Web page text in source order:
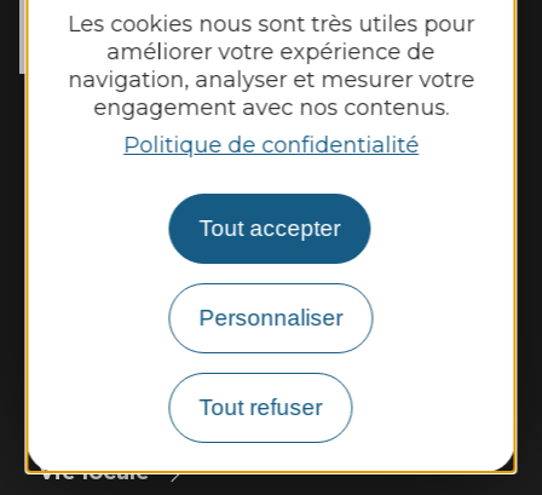
Les cookies nous sont très utiles pour
améliorer votre expérience de
navigation, analyser et mesurer votre
engagement avec nos contenus.
Politique de confidentialité
Tout accepter
Personnaliser
Tout refuser
12400 Rebourguil
Tél. :05 65 99 83 11
Horaires d'ouverture :
Mardi et jeudi de 14h00 à 17h00
Nous contacter
Vie municipale
Vie locale